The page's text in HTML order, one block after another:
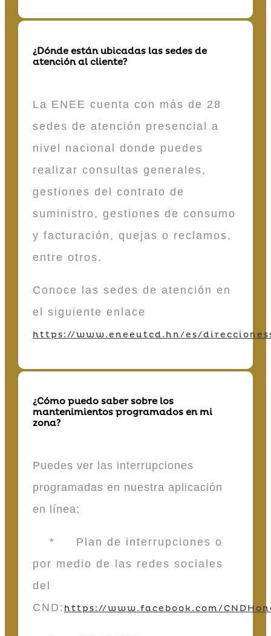
¿Dónde están ubicadas las sedes de
atención al cliente?
La ENEE cuenta con más de 28
sedes de atención presencial a
nivel nacional donde puedes
realizar consultas generales,
gestiones del contrato de
suministro, gestiones de consumo
y facturación, quejas o reclamos,
entre otros.
Conoce las sedes de atención en
el siguiente enlace
https://www.eneeutcd.hn/es/
¿Cómo puedo saber sobre los
mantenimientos programados en mi
zona?
Puedes ver las interrupciones
programadas en nuestra aplicación
en línea:
* Plan de interrupciones o
por medio de las redes sociales
del
CND: https://www.facebook.com/